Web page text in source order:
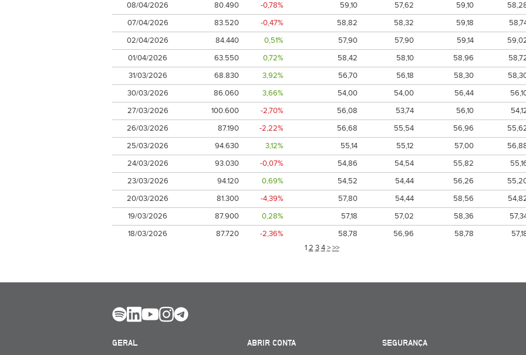
12 3 4 > >>
08/04/2026
80.490 -0,78% 59,10 57,62 59,10
07/04/2026
83.520 -0,47% 58,82 58,32 59,18
02/04/2026
84.440 0,51% 57,90 57,90 59,14
01/04/2026
63.550 0,72% 58,42 58,10 58,96
31/03/2026
68.830 3,92% 56,70 56,18 58,30
30/03/2026
86.060 3,66% 54,00 54,00 56,44
27/03/2026
100.600 -2,70% 56,08 53,74 56,10
26/03/2026
87.190 -2,22% 56,68 55,54 56,96
25/03/2026
94.630 3,12% 55,14 55,12 57,00
24/03/2026
93.030 -0,07% 54,86 54,54 55,82
23/03/2026
94.120 0,69% 54,52 54,44 56,26
20/03/2026
81.300 -4,39% 57,80 54,44 58,56
19/03/2026
87.900 0,28% 57,18 57,02 58,36
18/03/2026
87.720 -2,36% 58,78 56,96 58,78
GERAL ABRIR CONTA SEGURANÇA